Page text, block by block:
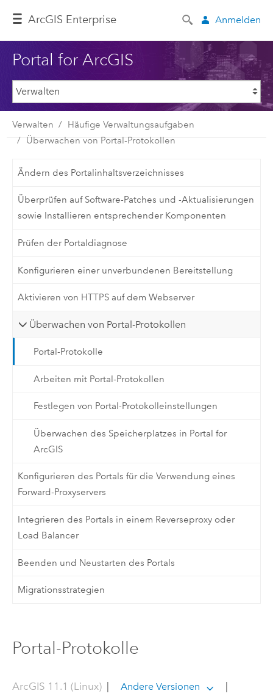
ArcGIS Enterprise Anmelden
Portal for ArcGIS
Verwalten
Häufige Verwaltungsaufgaben
Überwachen von Portal-Protokollen
Ändern des Portalinhaltsverzeichnisses
Überprüfen auf Software-Patches und -Aktualisierungen
sowie Installieren entsprechender Komponenten
Prüfen der Portaldiagnose
Konfigurieren einer unverbundenen Bereitstellung
Aktivieren von HTTPS auf dem Webserver
Überwachen von Portal-Protokollen
Portal-Protokolle
Arbeiten mit Portal-Protokollen
Festlegen von Portal-Protokolleinstellungen
Überwachen des Speicherplatzes in Portal for
ArcGIS
Konfigurieren des Portals für die Verwendung eines
Forward-Proxyservers
Integrieren des Portals in einem Reverseproxy oder
Load Balancer
Beenden und Neustarten des Portals
Migrationsstrategien
Portal-Protokolle
ArcGIS 11.1 (Linux)| Andere Versionen